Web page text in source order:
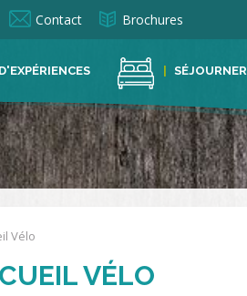
Contact Brochures
SÉJOURNER
Vélo
VÉLO